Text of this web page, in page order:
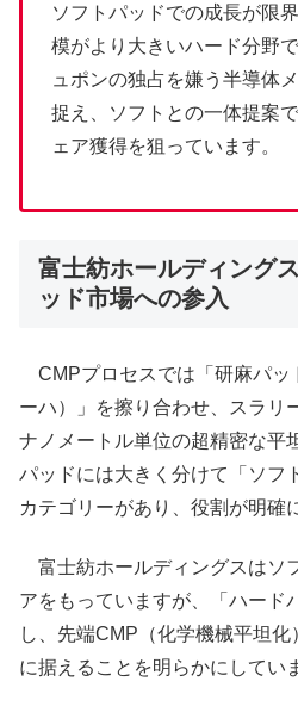
ソフトパッドでの成長が限
模がより大きいハード分野
ュポンの独占を嫌う半導体
捉え、ソフトとの一体提案
ェア獲得を狙っています。
富士紡ホールディング
ッド市場への参入
CMPプロセスでは「研麻パッ
ーハ）」を擦り合わせ、スラリ
ナノメートル単位の超精密な平
パッドには大きく分けて「ソフ
カテゴリーがあり、役割が明確
富士紡ホールディングスはソ
アをもっていますが、「ハード
し、先端CMP（化学機械平坦化
に据えることを明らかにしてい